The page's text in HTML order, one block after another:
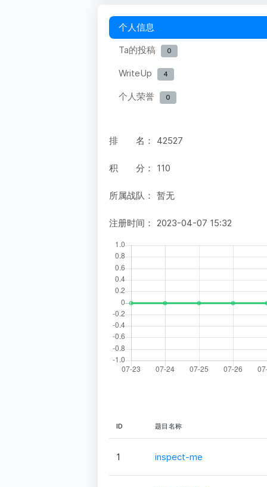
个人信息
Ta的投稿
0
WriteUp 4
个人荣誉 0
排 名： 42527
积 分： 110
所属战队： 暂无
注册时间： 2023-04-07 15:32
ID 题目名称
1 inspect-me